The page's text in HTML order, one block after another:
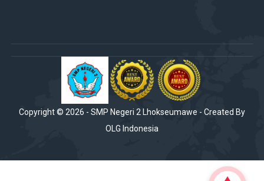
Copyright © 2026 - SMP Negeri 2 Lhokseumawe - Created By
OLG Indonesia